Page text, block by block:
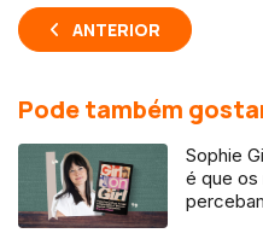
ANTERIOR
Pode também
Sophie
é que os